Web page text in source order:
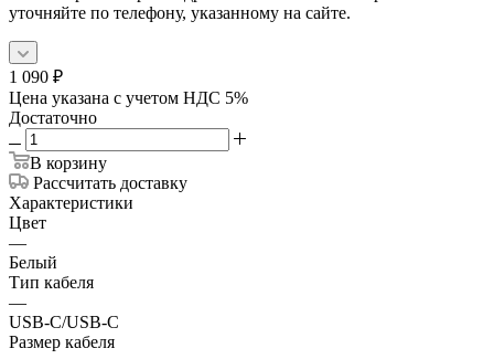
уточняйте по телефону, указанному на сайте.
1 090 ₽
Цена указана с учетом НДС 5%
Достаточно
В корзину
Рассчитать доставку
Характеристики
Цвет
—
Белый
Тип кабеля
—
USB-C/USB-C
Размер кабеля